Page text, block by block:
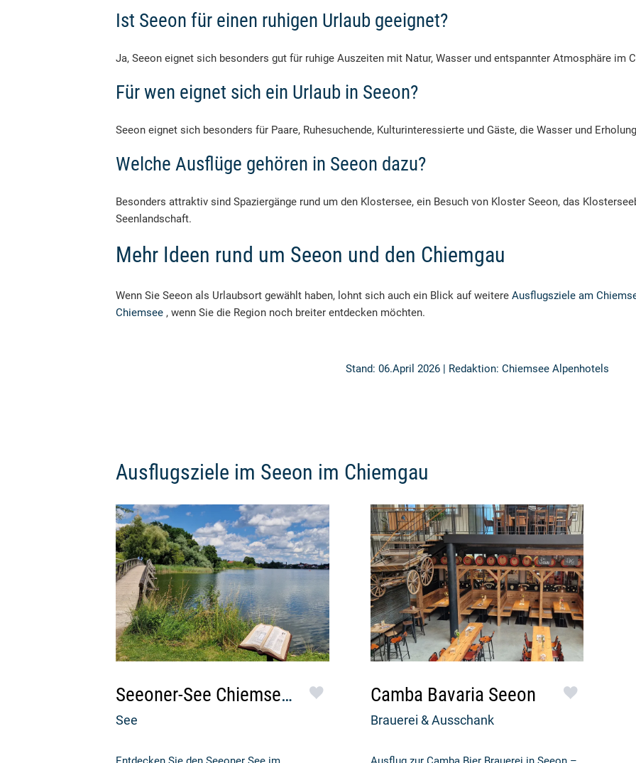
Ist Seeon für einen ruhigen Urlaub geeignet?
Ja, Seeon eignet sich besonders gut für ruhige Auszeiten mit Natur, Wasser und entspannter Atmosphäre im
Für wen eignet sich ein Urlaub in Seeon?
Seeon eignet sich besonders für Paare, Ruhesuchende, Kulturinteressierte und Gäste, die Wasser und
Welche Ausflüge gehören in Seeon dazu?
Besonders attraktiv sind Spaziergänge rund um den Klostersee, ein Besuch von Kloster Seeon, das
Seenlandschaft.
Mehr Ideen rund um Seeon und den Chiemgau
Wenn Sie Seeon als Urlaubsort gewählt haben, lohnt sich auch ein Blick auf weitereAusflugsziele am
Chiemsee , wenn Sie die Region noch breiter entdecken möchten.
Stand: 06.April 2026 | Redaktion: Chiemsee Alpenhotels
Ausflugsziele im Seeon im Chiemgau
Seeoner-See Chiemsee-Chiemgau
See
Camba Bavaria Seeon
Brauerei & Ausschank